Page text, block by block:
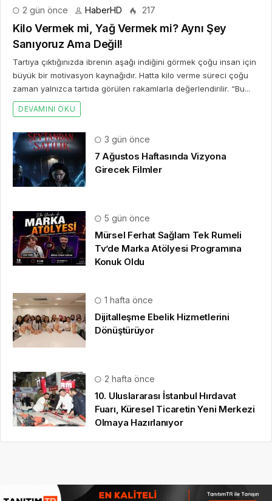
2 gün önce HaberHD 217
Kilo Vermek mi, Yağ Vermek mi? Aynı Şey
Sanıyoruz Ama Değil!
Tartıya çıktığınızda ibrenin aşağı indiğini görmek çoğu insan için
büyük bir motivasyon kaynağıdır. Hatta kilo verme süreci çoğu
zaman yalnızca tartıda görülen rakamlarla değerlendirilir. “Bu...
DEVAMINI OKU
3 gün önce
7 Ağustos Haftasında Vizyona
Girecek Filmler
5 gün önce
Mürsel Ferhat Sağlam Tek Rumeli
Tv’de Marka Atölyesi Programına
Konuk Oldu
1 hafta önce
Dijitalleşme Ebelik Hizmetlerini
Dönüştürüyor
2 hafta önce
10. Uluslararası İstanbul Hırdavat
Fuarı, Küresel Ticaretin Yeni Merkezi
Olmaya Hazırlanıyor